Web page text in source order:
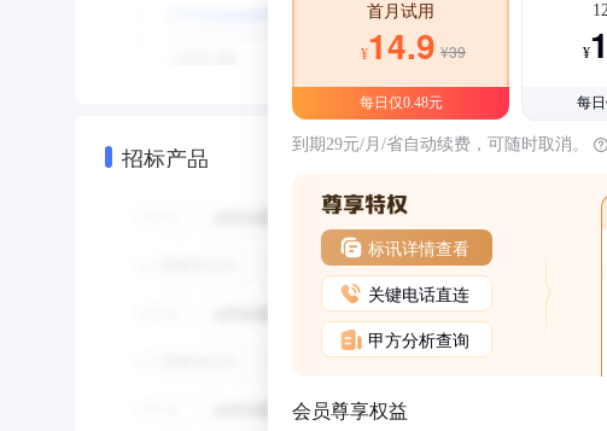
招标产品
首月试用
¥14.9 ¥39
每日仅0.48元
¥
每
到期29元/月/省自动续费，可随时取消。
标讯详情查看
关键电话直连
甲方分析查询
会员尊享权益